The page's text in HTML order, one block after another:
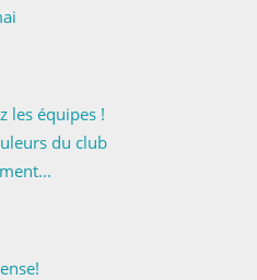
les équipes !
du club